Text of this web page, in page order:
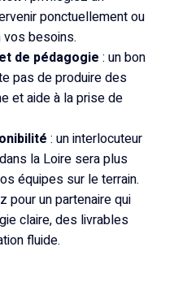
ponctuellement ou
besoins.
de pédagogie : un bon
pas de produire des
et aide à la prise de
: un interlocuteur
la Loire sera plus
équipes sur le terrain.
pour un partenaire qui
claire, des livrables
fluide.